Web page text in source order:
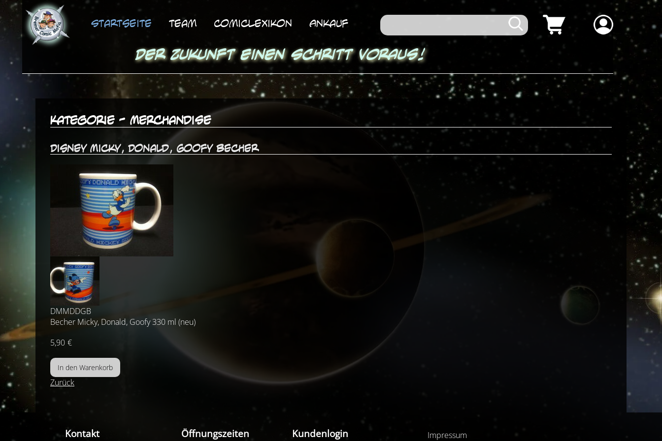
Startseite Team ComicLexikon Ankauf
Der Zukunft einen Schritt voraus!
Kategorie - Merchandise
Disney Micky, Donald, Goofy Becher
DMMDDGB
Becher Micky, Donald, Goofy 330 ml (neu)
5,90 €
Zurück
Kontakt Öffnungszeiten Kundenlogin Impressum